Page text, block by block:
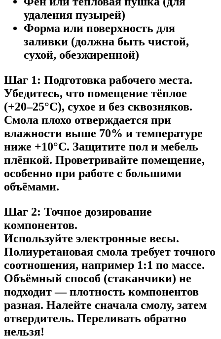
удаления пузырей)
Форма или поверхность для
заливки (должна быть чистой,
сухой, обезжиренной)
Шаг 1: Подготовка рабочего места.
Убедитесь, что помещение тёплое
(+20–25°C), сухое и без сквозняков.
Смола плохо отверждается при
влажности выше 70% и температуре
ниже +10°C. Защитите пол и мебель
плёнкой. Проветривайте помещение,
особенно при работе с большими
объёмами.
Шаг 2: Точное дозирование
компонентов.
Используйте электронные весы.
Полиуретановая смола требует точного
соотношения, например 1:1 по массе.
Объёмный способ (стаканчики) не
подходит — плотность компонентов
разная. Налейте сначала смолу, затем
отвердитель. Переливать обратно
нельзя!